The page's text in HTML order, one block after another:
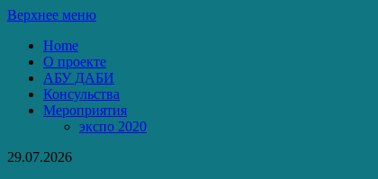
Перейти
содержимому
Верхнее меню
Home
О проекте
АБУ ДАБИ
Консульства
Мероприятия
экспо 2020
29.07.2026